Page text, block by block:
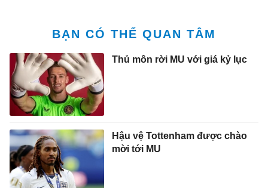
BẠN CÓ THỂ QUAN TÂM
Thủ môn rời MU với giá kỷ lục
Hậu vệ Tottenham được chào
mời tới MU